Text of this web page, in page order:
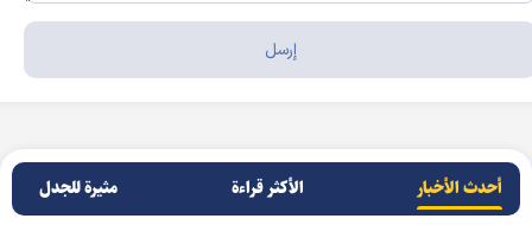
أحدث الأخبار الأکثر قراءة مثيرة للجدل